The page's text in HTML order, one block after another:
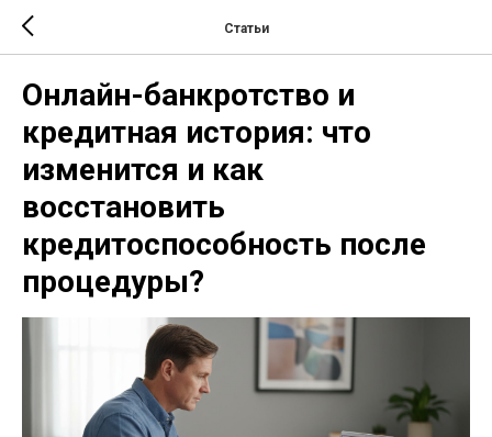
Статьи
Онлайн-банкротство и
кредитная история: что
изменится и как
восстановить
кредитоспособность после
процедуры?